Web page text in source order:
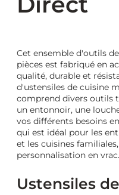
Cet ensemble d'outils
pièces est fabriqué en
qualité, durable et
d'ustensiles de cuisine
comprend divers outils
un entonnoir, une
vos différents besoins
qui est idéal pour les
et les cuisines
personnalisation en vrac.
Ustensiles